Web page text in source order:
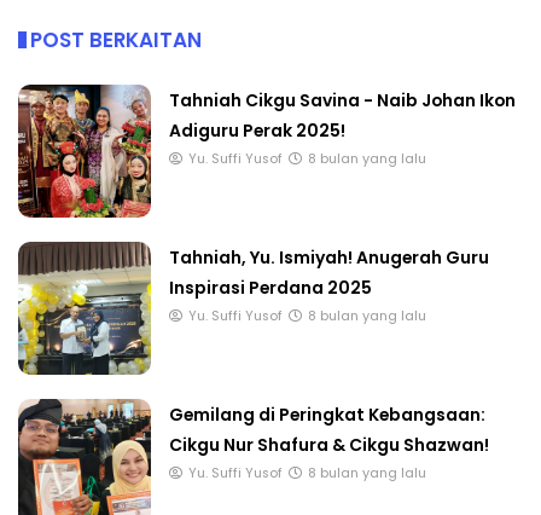
POST BERKAITAN
Tahniah Cikgu Savina - Naib Johan Ikon
Adiguru Perak 2025!
Yu. Suffi Yusof 8 bulan yang lalu
Tahniah, Yu. Ismiyah! Anugerah Guru
Inspirasi Perdana 2025
Yu. Suffi Yusof 8 bulan yang lalu
Gemilang di Peringkat Kebangsaan:
Cikgu Nur Shafura & Cikgu Shazwan!
Yu. Suffi Yusof 8 bulan yang lalu